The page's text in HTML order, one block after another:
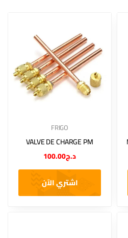
FRIGO
VALVE DE CHARGE PM
د.ج100.00
اشتري الآن